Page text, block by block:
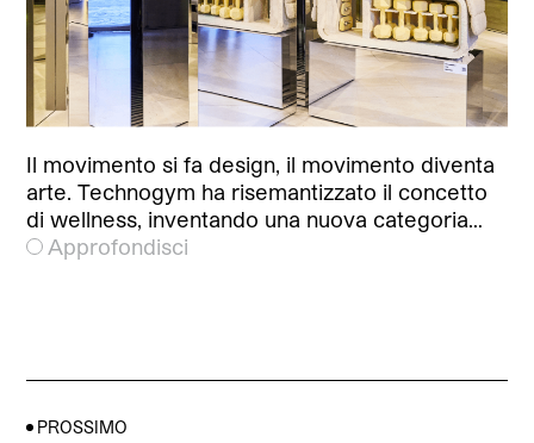
Il movimento si fa design, il movimento diventa
arte. Technogym ha risemantizzato il concetto
di wellness, inventando una nuova categoria…
Approfondisci
PROSSIMO